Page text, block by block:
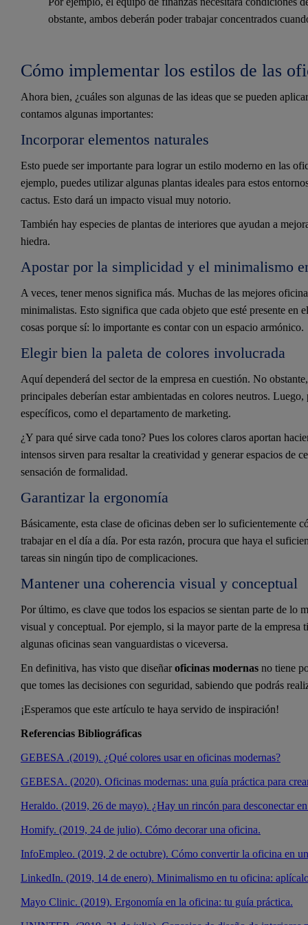
obstante, ambos deberán poder trabajar concentrados
Cómo implementar los estilos de las
Ahora bien, ¿cuáles son algunas de las ideas que se pueden
contamos algunas importantes:
Incorporar elementos naturales
Esto puede ser importante para lograr un estilo moderno en las
ejemplo, puedes utilizar algunas plantas ideales para estos
cactus. Esto dará un impacto visual muy notorio.
También hay especies de plantas de interiores que ayudan a
hiedra.
Apostar por la simplicidad y el minimalismo
A veces, tener menos significa más. Muchas de las mejores
minimalistas. Esto significa que cada objeto que esté presente en
cosas porque sí: lo importante es contar con un espacio armónico.
Elegir bien la paleta de colores involucrada
Aquí dependerá del sector de la empresa en cuestión. No
principales deberían estar ambientadas en colores neutros.
específicos, como el departamento de marketing.
¿Y para qué sirve cada tono? Pues los colores claros aportan
intensos sirven para resaltar la creatividad y generar espacios de
sensación de formalidad.
Garantizar la ergonomía
Básicamente, esta clase de oficinas deben ser lo suficientemente
trabajar en el día a día. Por esta razón, procura que haya el
tareas sin ningún tipo de complicaciones.
Mantener una coherencia visual y conceptual
Por último, es clave que todos los espacios se sientan parte de lo
visual y conceptual. Por ejemplo, si la mayor parte de la empresa
algunas oficinas sean vanguardistas o viceversa.
En definitiva, has visto que diseñaroficinas modernas no tiene
que tomes las decisiones con seguridad, sabiendo que podrás
¡Esperamos que este artículo te haya servido de inspiración!
Referencias Bibliográficas
GEBESA .(2019). ¿Qué colores usar en oficinas modernas?
GEBESA. (2020). Oficinas modernas: una guía práctica para
Heraldo. (2019, 26 de mayo). ¿Hay un rincón para desconectar
Homify. (2019, 24 de julio). Cómo decorar una oficina.
InfoEmpleo. (2019, 2 de octubre). Cómo convertir la oficina en
LinkedIn. (2019, 14 de enero). Minimalismo en tu oficina:
Mayo Clinic. (2019). Ergonomía en la oficina: tu guía práctica.